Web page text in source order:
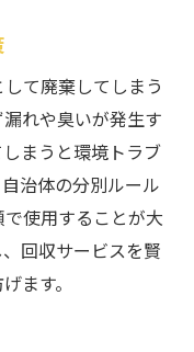
て廃棄してしまう
れや臭いが発生す
まうと環境トラブ
治体の分別ルール
使用することが大
回収サービスを賢
ます。